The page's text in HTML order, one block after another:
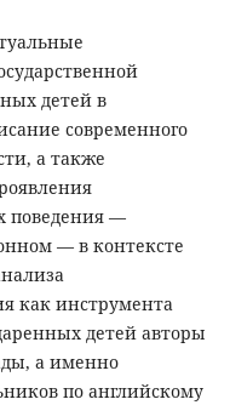
детей в
современного
а также
поведения —
— в контексте
как инструмента
детей авторы
а именно
по английскому